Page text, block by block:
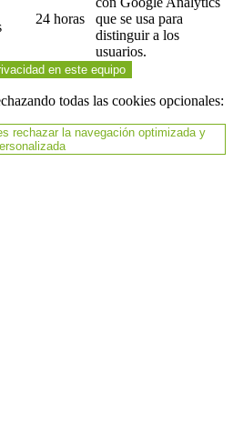
24 horas
que se usa para
distinguir a los
usuarios.
en este equipo
todas las cookies opcionales:
rechazar la navegación optimizada y